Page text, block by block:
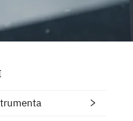
OBRAĐIVANJE